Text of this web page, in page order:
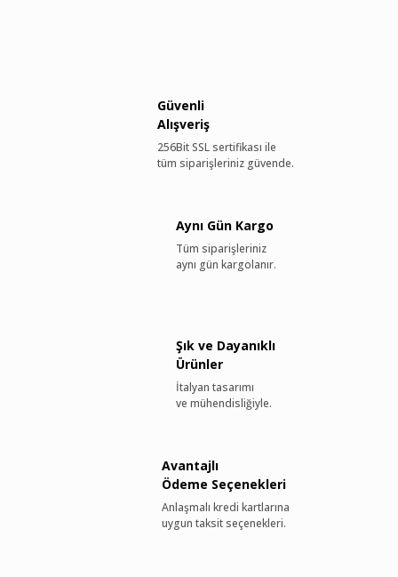
Güvenli
Alışveriş
256Bit SSL sertifikası ile
tüm siparişleriniz güvende.
Aynı Gün Kargo
Tüm siparişleriniz
aynı gün kargolanır.
Şık ve Dayanıklı
Ürünler
İtalyan tasarımı
ve mühendisliğiyle.
Avantajlı
Ödeme Seçenekleri
Anlaşmalı kredi kartlarına
uygun taksit seçenekleri.